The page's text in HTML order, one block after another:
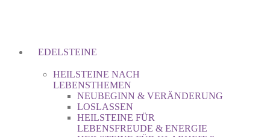
EDELSTEINE
HEILSTEINE NACH
LEBENSTHEMEN
NEUBEGINN & VERÄNDERUNG
LOSLASSEN
HEILSTEINE FÜR
LEBENSFREUDE & ENERGIE